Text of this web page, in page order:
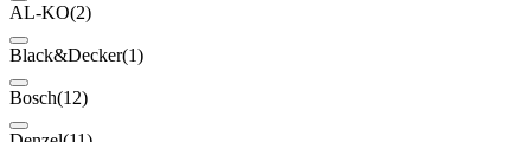
AL-KO(2)
Black&Decker(1)
Bosch(12)